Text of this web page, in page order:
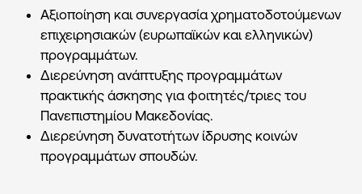
Αξιοποίηση και συνεργασία χρηματοδοτούμενων
επιχειρησιακών (ευρωπαϊκών και ελληνικών)
προγραμμάτων.
Διερεύνηση ανάπτυξης προγραμμάτων
πρακτικής άσκησης για φοιτητές/τριες του
Πανεπιστημίου Μακεδονίας.
Διερεύνηση δυνατοτήτων ίδρυσης κοινών
προγραμμάτων σπουδών.